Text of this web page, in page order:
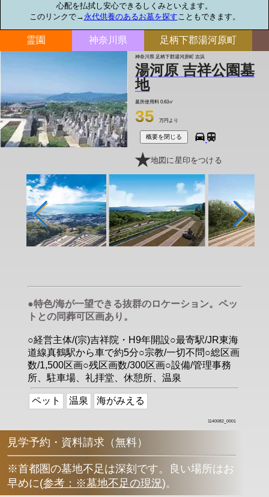
心配を払拭し安心できるしくみといえます。
このリンクで→永代供養のあるお墓を探す こともできます。
霊園 神奈川県 足柄下郡湯河原町
神奈川県 足柄下郡湯河原町 吉浜
湯河原 吉祥公園墓
地
墓所使用料 0.63㎡
35 万円より
概要を閉じる
地図に星印をつける
●特色/海が一望できる抜群のロケーション。ペッ
トとの同葬可区画あり。
○経営主体/(宗)吉祥院・H9年開設○最寄駅/JR東海
道線真鶴駅から車で約5分○宗教/一切不問○総区画
数/1,500区画○残区画数/300区画○設備/管理事務
所、駐車場、礼拝堂、休憩所、温泉
ペット 温泉 海がみえる
1140082_0001
見学予約・資料請求（無料）
※首都圏の墓地不足は深刻です。良い場所はお
早めに(参考：※墓地不足の現況)。